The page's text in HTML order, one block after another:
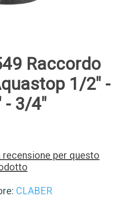
Raccordo
1/2" -
- 3/4"
per questo
CLABER